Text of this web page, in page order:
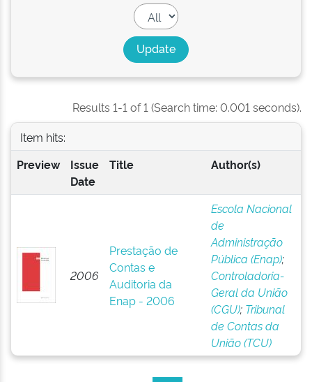
Results 1-1 of 1 (Search time: 0.001 seconds).
Item hits:
Preview
Issue
Date
Title Author(s)
2006
Prestação de
Contas e
Auditoria da
Enap - 2006
Escola Nacional
de
Administração
Pública (Enap);
Controladoria-
Geral da União
(CGU); Tribunal
de Contas da
União (TCU)